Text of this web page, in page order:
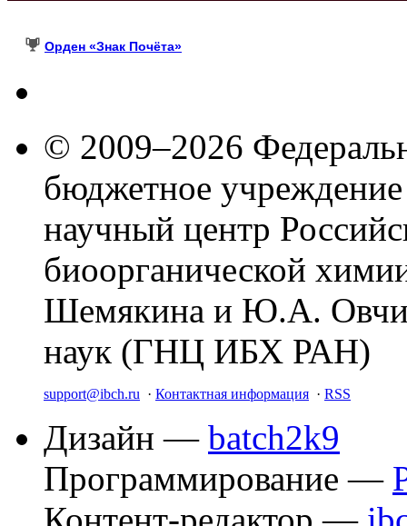
Орден «Знак Почёта»
© 2009–2026
бюджетное
научный центр
биоорганической
Шемякина и Ю.А.
наук (ГНЦ ИБХ РАН)
support@ibch.ru · Контактная информация · RSS
Дизайн — batch2k9
Программирование —